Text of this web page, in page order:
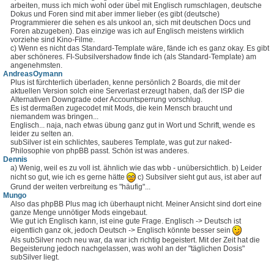
arbeiten, muss ich mich wohl oder übel mit Englisch rumschlagen, deutsche
Dokus und Foren sind mit aber immer lieber (es gibt (deutsche)
Programmierer die sehen es als unkool an, sich mit deutschen Docs und
Foren abzugeben). Das einzige was ich auf Englisch meistens wirklich
vorziehe sind Kino-Filme.
c) Wenn es nicht das Standard-Template wäre, fände ich es ganz okay. Es gibt
aber schöneres. FI-Subsilvershadow finde ich (als Standard-Template) am
angenehmsten.
AndreasOymann
Plus ist fürchterlich überladen, kenne persönlich 2 Boards, die mit der
aktuellen Version solch eine Serverlast erzeugt haben, daß der ISP die
Alternativen Downgrade oder Accountsperrung vorschlug.
Es ist dermaßen zugecodet mit Mods, die kein Mensch braucht und
niemandem was bringen...
Englisch... naja, nach etwas übung ganz gut in Wort und Schrift, wende es
leider zu selten an.
subSilver ist ein schlichtes, sauberes Template, was gut zur naked-
Philosophie von phpBB passt. Schön ist was anderes.
Dennis
a) Wenig, weil es zu voll ist. ähnlich wie das wbb - unübersichtlich. b) Leider
nicht so gut, wie ich es gerne hätte
c) Subsilver sieht gut aus, ist aber auf
Grund der weiten verbreitung es "häufig"...
Mungo
Also das phpBB Plus mag ich überhaupt nicht. Meiner Ansicht sind dort eine
ganze Menge unnötiger Mods eingebaut.
Wie gut ich Englisch kann, ist eine gute Frage. Englisch -> Deutsch ist
eigentlich ganz ok, jedoch Deutsch -> Englisch könnte besser sein
Als subSilver noch neu war, da war ich richtig begeistert. Mit der Zeit hat die
Begeisterung jedoch nachgelassen, was wohl an der "täglichen Dosis"
subSilver liegt.